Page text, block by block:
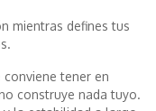
mientras defines tus
tener en
construye nada tuyo.